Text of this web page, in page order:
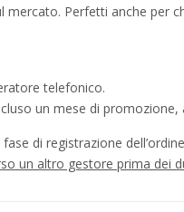
Perfetti anche per
telefonico.
un mese di promozione,
di registrazione
un altro gestore prima dei